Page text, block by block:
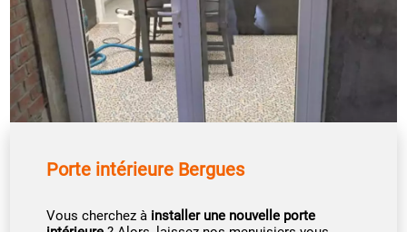
Porte intérieure Bergues
Vous cherchez à installer une nouvelle porte